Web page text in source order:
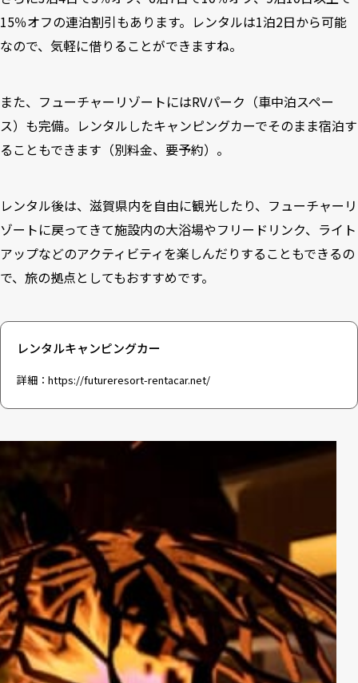
15％オフの連泊割引もあります。レンタルは1泊2日から可能
なので、気軽に借りることができますね。
また、フューチャーリゾートにはRVパーク（車中泊スペー
ス）も完備。レンタルしたキャンピングカーでそのまま宿泊す
ることもできます（別料金、要予約）。
レンタル後は、滋賀県内を自由に観光したり、フューチャーリ
ゾートに戻ってきて施設内の大浴場やフリードリンク、ライト
アップなどのアクティビティを楽しんだりすることもできるの
で、旅の拠点としてもおすすめです。
レンタルキャンピングカー
詳細： https://futureresort-rentacar.net/